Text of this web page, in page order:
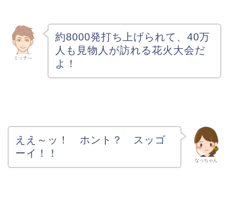
ミッチ―
約8000発打ち上げられて、40万
人も見物人が訪れる花火大会だ
よ！
なっちゃん
ええ～ッ！ ホント？ スッゴ
ーイ！！